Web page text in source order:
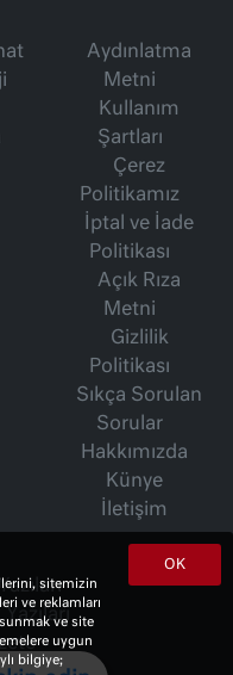
Aydınlatma
Metni
Kullanım
Şartları
Çerez
Politikamız
İptal ve İade
Politikası
Açık Rıza
Metni
Gizlilik
Politikası
Sıkça Sorulan
Sorular
Hakkımızda
Künye
İletişim
OK
sitemizin
ve reklamları
ve site
uygun
bilgiye;